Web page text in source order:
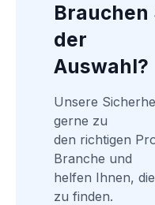
Brauchen
der
Auswahl?
Unsere
gerne zu
den richtigen
Branche und
helfen Ihnen,
zu finden.